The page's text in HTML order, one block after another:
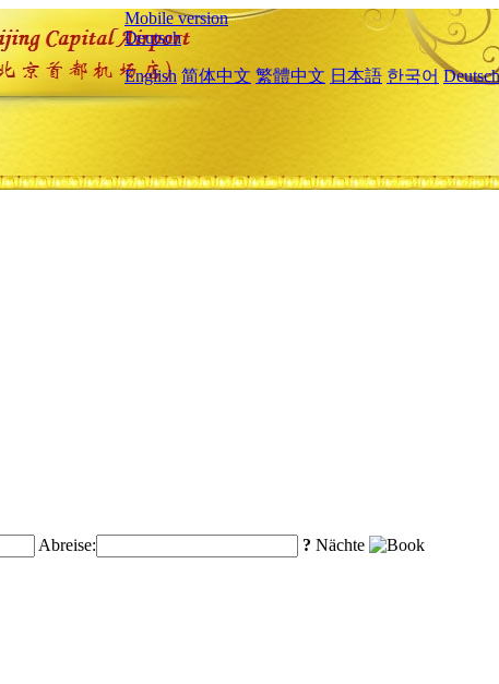
Mobile version
Deutsch
English 简体中文 繁體中文 日本語 한국어 Deutsch
Abreise: ? Nächte